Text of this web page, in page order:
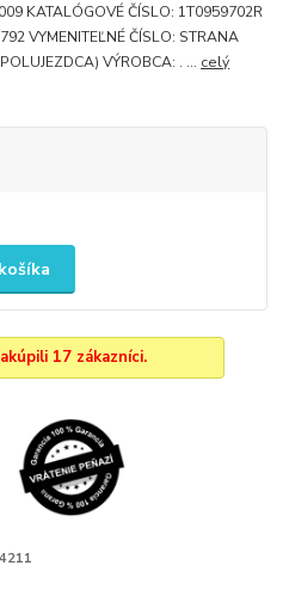
KATALÓGOVÉ ČÍSLO: 1T0959702R
VYMENITEĽNÉ ČÍSLO: STRANA
VÝROBCA: . ... celý
17 zákazníci.